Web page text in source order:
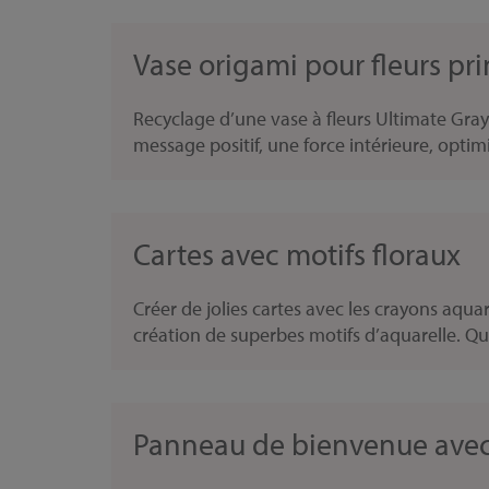
Vase origami pour fleurs
Recyclage d’une vase à fleurs Ultimate
message positif, une force intérieure,
Cartes avec motifs floraux
Créer de jolies cartes avec les crayons
création de superbes motifs d’aquarelle.
Panneau de bienvenue